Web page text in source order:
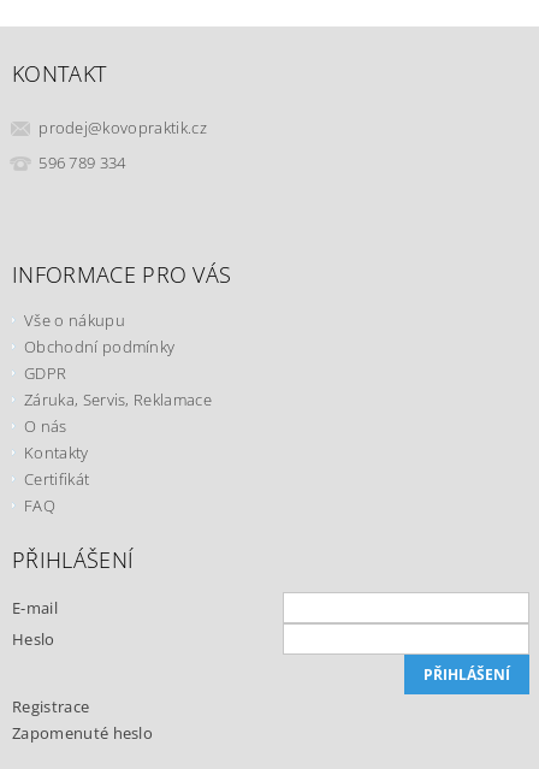
KONTAKT
prodej@kovopraktik.cz
596 789 334
INFORMACE PRO VÁS
Vše o nákupu
Obchodní podmínky
GDPR
Záruka, Servis, Reklamace
O nás
Kontakty
Certifikát
FAQ
PŘIHLÁŠENÍ
E-mail
Heslo
Registrace
Zapomenuté heslo